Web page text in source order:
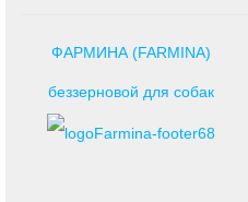
ФАРМИНА (FARMINA)
беззерновой для собак